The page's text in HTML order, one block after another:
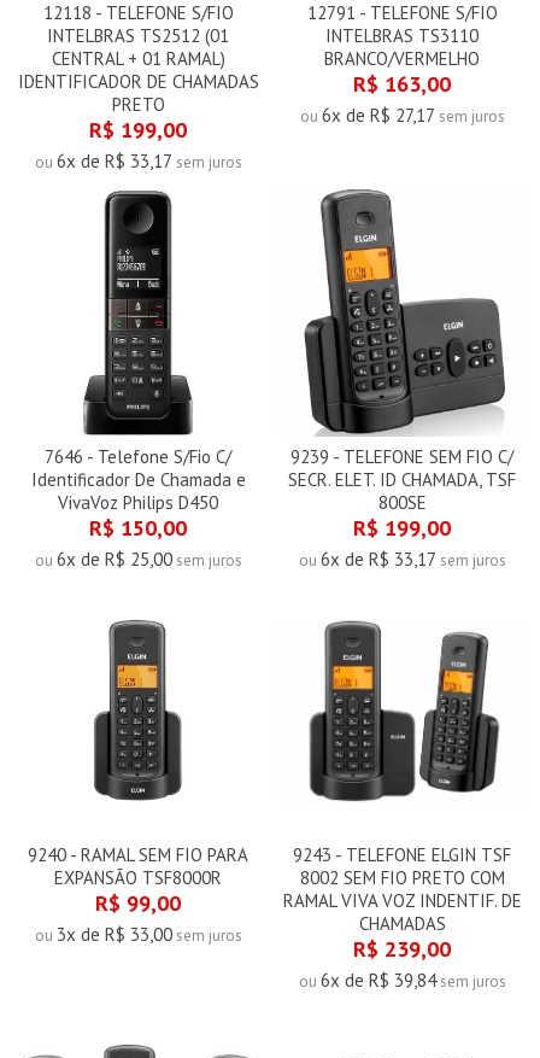
12118 - TELEFONE S/FIO
INTELBRAS TS2512 (01
CENTRAL + 01 RAMAL)
IDENTIFICADOR DE CHAMADAS
PRETO
R$ 199,00
ou 6x de R$ 33,17 sem juros
12791 - TELEFONE S/FIO
INTELBRAS TS3110
BRANCO/VERMELHO
R$ 163,00
ou 6x de R$ 27,17 sem juros
7646 - Telefone S/Fio C/
Identificador De Chamada e
VivaVoz Philips D450
R$ 150,00
ou 6x de R$ 25,00sem juros
9239 - TELEFONE SEM FIO C/
SECR. ELET. ID CHAMADA, TSF
800SE
R$ 199,00
ou 6x de R$ 33,17 sem juros
9240 - RAMAL SEM FIO PARA
EXPANSÃO TSF8000R
R$ 99,00
ou 3x de R$ 33,00sem juros
9243 - TELEFONE ELGIN TSF
8002 SEM FIO PRETO COM
RAMAL VIVA VOZ INDENTIF. DE
CHAMADAS
R$ 239,00
ou 6x de R$ 39,84sem juros